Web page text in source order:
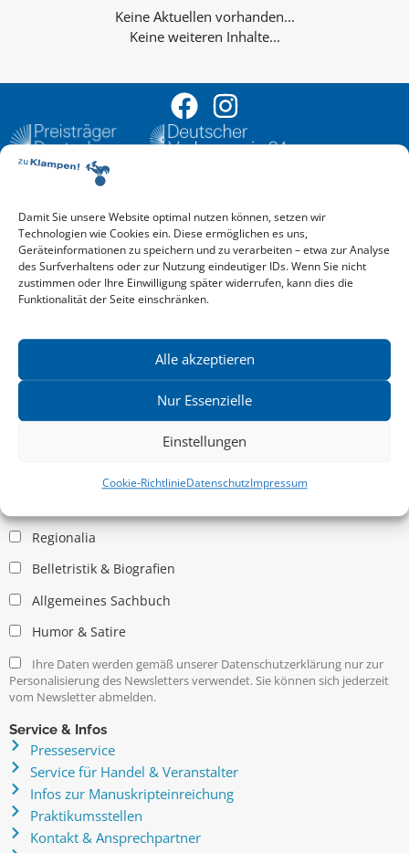
Damit Sie unsere Website optimal nutzen können, setzen wir
Technologien wie Cookies ein. Diese ermöglichen es uns,
Geräteinformationen zu speichern und zu verarbeiten – etwa zur Analyse
des Surfverhaltens oder zur Nutzung eindeutiger IDs. Wenn Sie nicht
zustimmen oder Ihre Einwilligung später widerrufen, kann dies die
Funktionalität der Seite einschränken.
Alle akzeptieren
Nur Essenzielle
Einstellungen
Cookie-RichtlinieDatenschutzImpressum
Keine weiteren Inhalte...
Aktuelle Vorschau
Entdecken Sie das aktuelle zu-Klampen!-Verlagsprogramm.
Hier finden Sie die Verlagsvorschau – einfach direkt online
reinlesen oder herunterladen.
Download: Vorschau zu Klampen! Herbst 2026
Mehr aktuelle Vorschauen ansehen
News zu aktuellen Neuheiten und Nachrichten im zu Klampen!
Verlag – jederzeit wieder abbestellbar.
Kritische Theorie / Philosophie
Regionalia
Belletristik & Biografien
Allgemeines Sachbuch
Humor & Satire
Ihre Daten werden gemäß unserer Datenschutzerklärung nur zur
Personalisierung des Newsletters verwendet. Sie können sich jederzeit
vom Newsletter abmelden.
Service & Infos
Presseservice
Service für Handel & Veranstalter
Infos zur Manuskripteinreichung
Praktikumsstellen
Kontakt & Ansprechpartner